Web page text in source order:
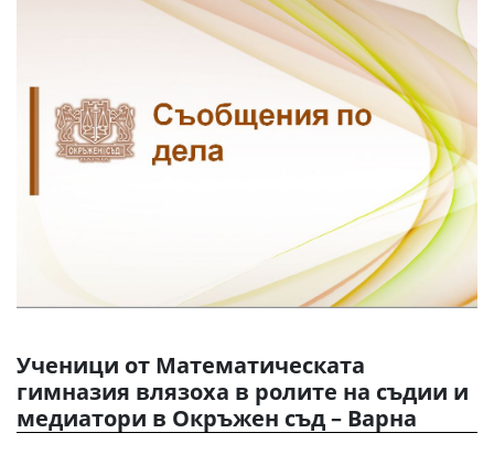
Ученици от Математическата
гимназия влязоха в ролите на съдии и
медиатори в Окръжен съд – Варна